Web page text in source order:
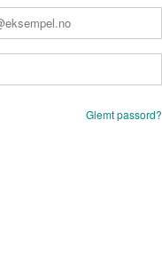
Glemt passord?